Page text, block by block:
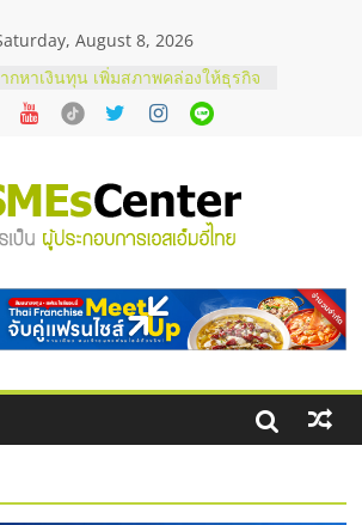
August 8, 2026
ษัท Cybersecurity ในไทยที่ไหนดี?
ลือกผู้ให้บริการให้คุ้มค่าและตอบ
ย์ธุรกิจ
ากหาเงินทุน เพิ่มสภาพคล่องให้ธุรกิจ
ารน้ำมัน Shell
นาลงทุน แฟรนไชส์ยอนนี่
Meet Up จับคู่แฟรน
เครื่องเสียงคุณภาพสูง พร้อม
ชันระบบภาพและเสียง